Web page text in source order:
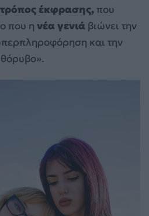
έκφρασης, που
που η νέα γενιά βιώνει την
και την